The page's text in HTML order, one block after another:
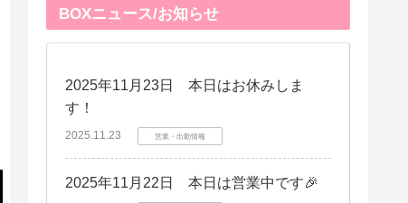
BOXニュース/お知らせ
2025年11月23日 本日はお休みしま
す！
2025.11.23 営業・出勤情報
2025年11月22日 本日は営業中です🎉